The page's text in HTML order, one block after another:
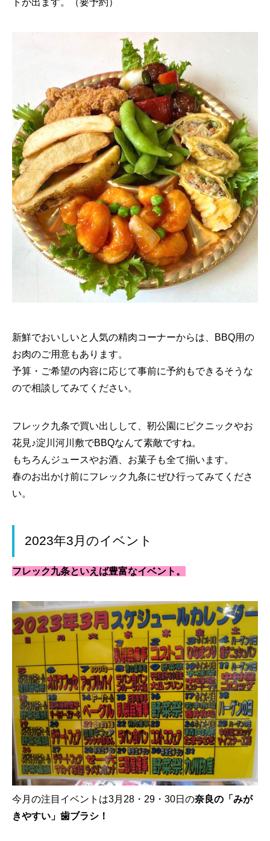
トが出ます。（要予約）
新鮮でおいしいと人気の精肉コーナーからは、BBQ用の
お肉のご用意もあります。
予算・ご希望の内容に応じて事前に予約もできるそうな
ので相談してみてください。
フレック九条で買い出しして、靭公園にピクニックやお
花見♪淀川河川敷でBBQなんて素敵ですね。
もちろんジュースやお酒、お菓子も全て揃います。
春のお出かけ前にフレック九条にぜひ行ってみてくださ
い。
2023年3月のイベント
フレック九条といえば豊富なイベント。
今月の注目イベントは3月28・29・30日の奈良の「みが
きやすい」歯ブラシ！